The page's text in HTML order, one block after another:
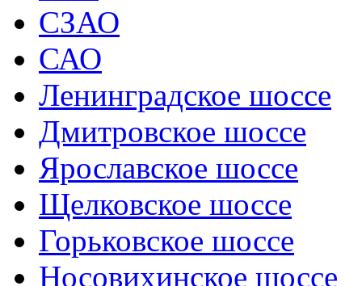
СЗАО
САО
Ленинградское шоссе
Дмитровское шоссе
Ярославское шоссе
Щелковское шоссе
Горьковское шоссе
Носовихинское шоссе